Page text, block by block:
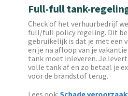
Full-full tank-
Check of het verhuurbedrijf
full/full policy regeling. Dit
gebruikelijk is dat je met een
en je na afloop van je
tank moet inleveren. Je
volle tank af en zo betaal je
voor de brandstof terug.